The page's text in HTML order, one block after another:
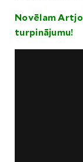
Novēlam
turpinājumu!